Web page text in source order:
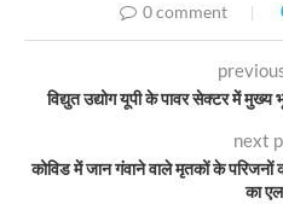
0 comment
विद्युत उद्योग यूपी के पावर सेक्टर में
next
कोविड में जान गंवाने वाले मृतकों के
का